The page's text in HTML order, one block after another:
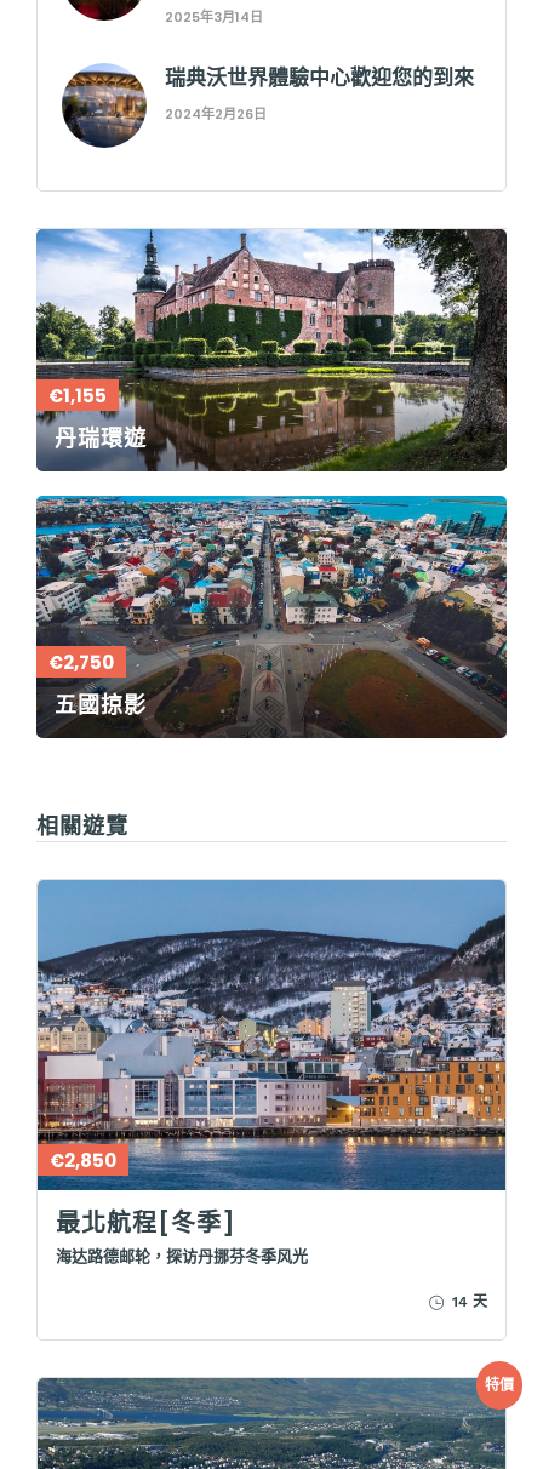
2025年3月14日
瑞典沃世界體驗中心歡迎您的到來
2024年2月26日
€1,155
丹瑞環遊
€2,750
五國掠影
相關遊覽
€2,850
最北航程[冬季]
海达路德邮轮，探访丹挪芬冬季风光
14 天
特價